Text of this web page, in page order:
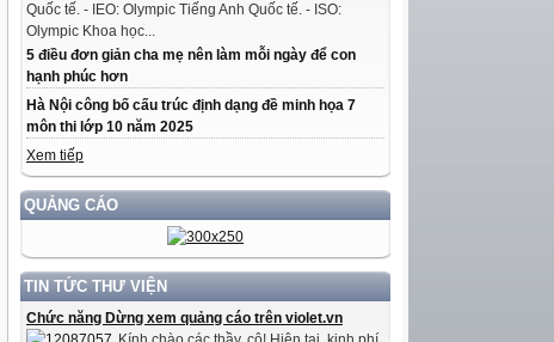
Quốc tế. - IEO: Olympic Tiếng Anh Quốc tế. - ISO:
Olympic Khoa học...
5 điều đơn giản cha mẹ nên làm mỗi ngày để con
hạnh phúc hơn
Hà Nội công bố cấu trúc định dạng đề minh họa 7
môn thi lớp 10 năm 2025
Xem tiếp
QUẢNG CÁO
TIN TỨC THƯ VIỆN
Chức năng Dừng xem quảng cáo trên violet.vn